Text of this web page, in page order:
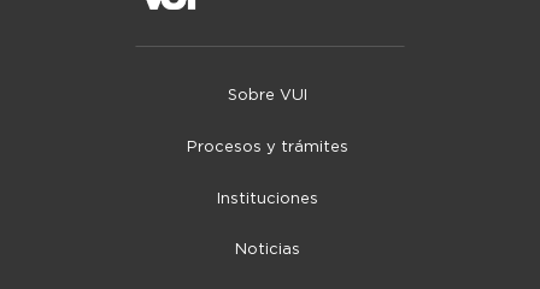
Sobre VUI
Procesos y trámites
Instituciones
Noticias